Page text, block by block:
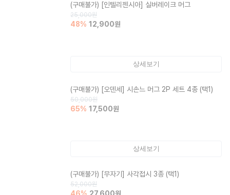
(구매불가) [인텔리젠시아] 실버레이크 머그
25,000원
48% 12,900원
상세보기
(구매불가) [오덴세] 시손느 머그 2P 세트 4종 (택1)
50,000원
65% 17,500원
상세보기
(구매불가) [무자기] 사각접시 3종 (택1)
52,000원